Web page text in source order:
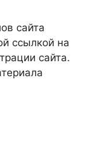
сайта
ссылкой на
сайта.